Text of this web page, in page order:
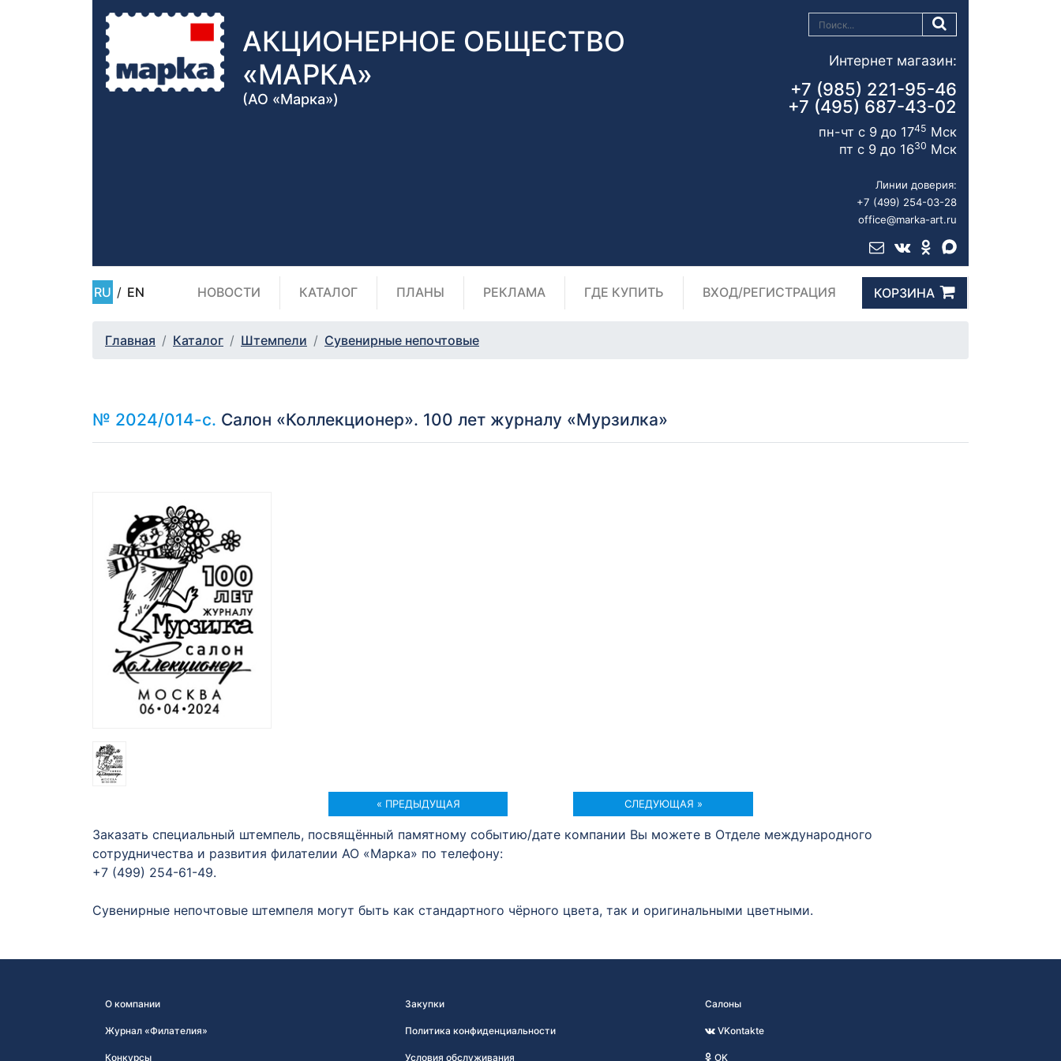
АКЦИОНЕРНОЕ ОБЩЕСТВО
«МАРКА»
(АО «Марка»)
Интернет магазин:
+7 (985) 221-95-46
+7 (495) 687-43-02
пн-чт с 9 до 1745 Мск
пт с 9 до 1630 Мск
Линии доверия:
+7 (499) 254-03-28
office@marka-art.ru
RU / EN НОВОСТИ КАТАЛОГ ПЛАНЫ РЕКЛАМА ГДЕ КУПИТЬ ВХОД/РЕГИСТРАЦИЯ КОРЗИНА
Главная Каталог Штемпели Сувенирные непочтовые
№ 2024/014-с. Салон «Коллекционер». 100 лет журналу «Мурзилка»
« ПРЕДЫДУЩАЯ СЛЕДУЮЩАЯ »
Заказать специальный штемпель, посвящённый памятному событию/дате компании Вы можете в Отделе международного
сотрудничества и развития филателии АО «Марка» по телефону:
+7 (499) 254-61-49.
Сувенирные непочтовые штемпеля могут быть как стандартного чёрного цвета, так и оригинальными цветными.
О компании
Журнал «Филателия»
Конкурсы
Закупки
Политика конфиденциальности
Условия обслуживания
Салоны
VKontakte
OK